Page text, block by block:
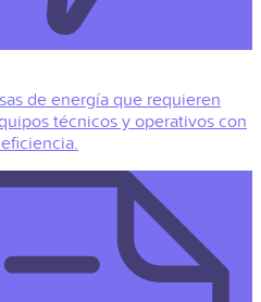
de energía que requieren
técnicos y operativos con